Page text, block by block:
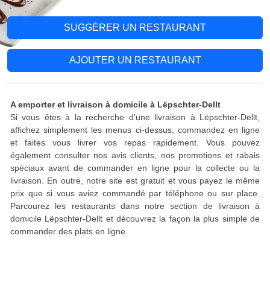
SUGGÉRER UN RESTAURANT
AJOUTER UN RESTAURANT
A emporter et livraison à domicile à Lëpschter-Dellt
Si vous êtes à la recherche d'une livraison à Lëpschter-Dellt,
affichez simplement les menus ci-dessus, commandez en ligne
et faites vous livrer vos repas rapidement. Vous pouvez
également consulter nos avis clients, nos promotions et rabais
spéciaux avant de commander en ligne pour la collecte ou la
livraison. En outre, notre site est gratuit et vous payez le même
prix que si vous aviez commandé par téléphone ou sur place.
Parcourez les restaurants dans notre section de livraison à
domicile Lëpschter-Dellt et découvrez la façon la plus simple de
commander des plats en ligne.